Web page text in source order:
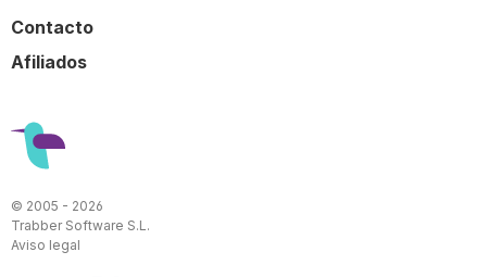
Contacto
Afiliados
© 2005 - 2026
Trabber Software S.L.
Aviso legal